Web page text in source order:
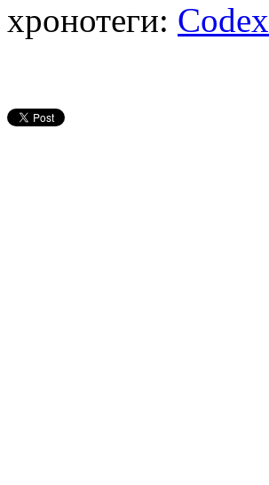
хронотеги: Codex